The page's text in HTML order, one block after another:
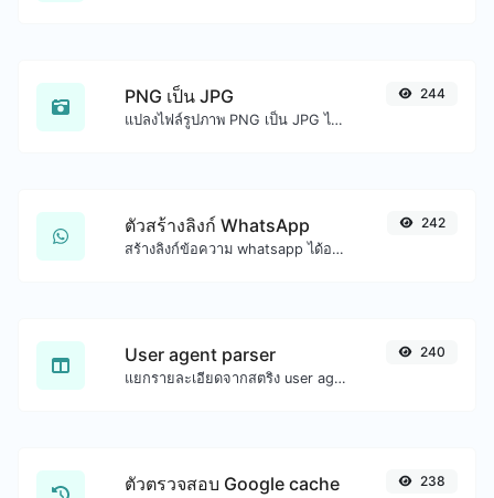
PNG เป็น JPG
แปลงไฟล์รูปภาพ PNG เป็น JPG ได้อย่างง่ายดาย
244
ตัวสร้างลิงก์ WhatsApp
สร้างลิงก์ข้อความ whatsapp ได้อย่างง่ายดาย
242
User agent parser
แยกรายละเอียดจากสตริง user agent
240
ตัวตรวจสอบ Google cache 238